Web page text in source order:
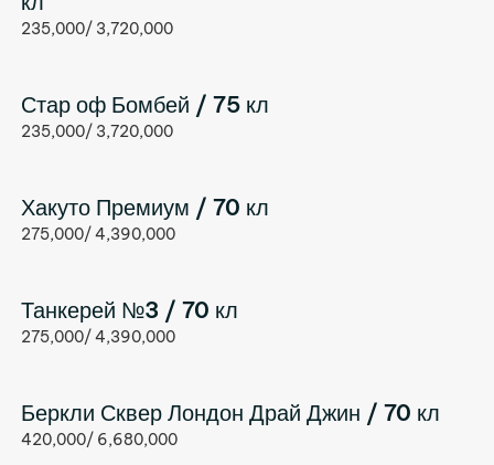
235,000/ 3,720,000
Стар оф Бомбей / 75 кл
235,000/ 3,720,000
Хакуто Премиум / 70 кл
275,000/ 4,390,000
Танкерей №3 / 70 кл
275,000/ 4,390,000
Беркли Сквер Лондон Драй Джин / 70 кл
420,000/ 6,680,000